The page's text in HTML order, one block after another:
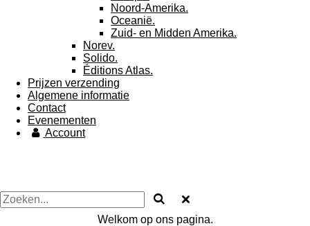
Noord-Amerika.
Oceanië.
Zuid- en Midden Amerika.
Norev.
Solido.
Éditions Atlas.
Prijzen verzending
Algemene informatie
Contact
Evenementen
Account
Welkom op ons pagina.